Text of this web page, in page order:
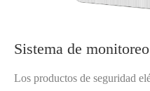
Sistema de
Los productos de seguridad